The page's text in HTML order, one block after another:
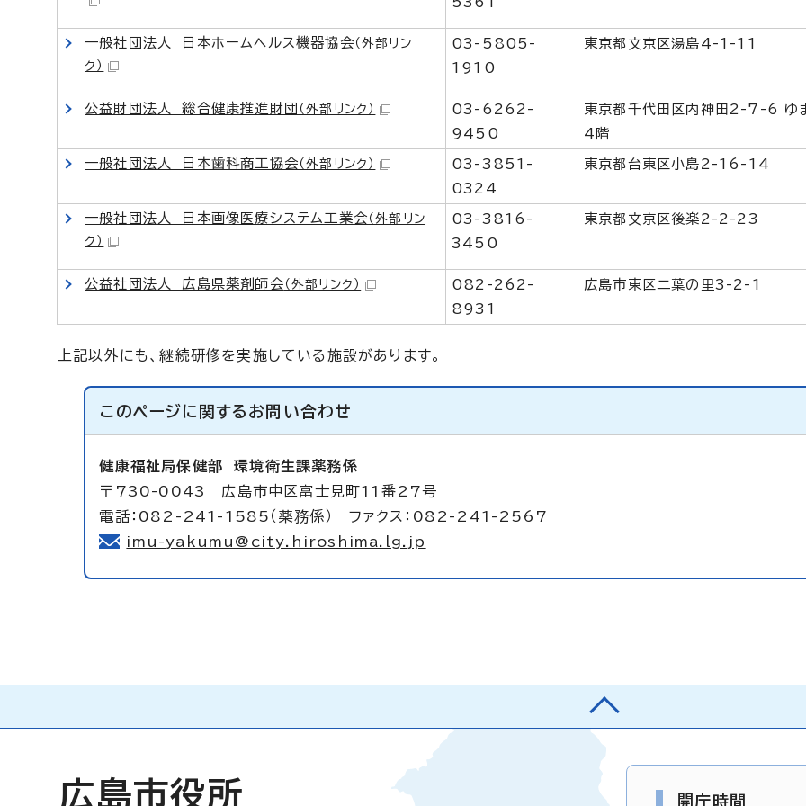
一般社団法人 日本ホームヘルス機器協会 （外部リン
ク）
03-5805-
1910
東京都文京区湯島4-1-11
公益財団法人 総合健康推進財団 （外部リンク）
03-6262-
9450
東京都千代田区内神田2-7-6 ゆ
4階
一般社団法人 日本歯科商工協会 （外部リンク）
03-3851-
0324
東京都台東区小島2-16-14
一般社団法人 日本画像医療システム工業会 （外部リン
ク）
03-3816-
3450
東京都文京区後楽2-2-23
公益社団法人 広島県薬剤師会 （外部リンク）
082-262-
8931
広島市東区二葉の里3-2-1
上記以外にも、継続研修を実施している施設があります。
このページに関する お問い合わせ
健康福祉局保健部環境衛生課薬務係
〒730-0043 広島市中区富士見町11番27号
電話：082-241-1585（薬務係） ファクス：082-241-2567
imu-yakumu@city.hiroshima.lg.jp
広島市役所 開庁時間